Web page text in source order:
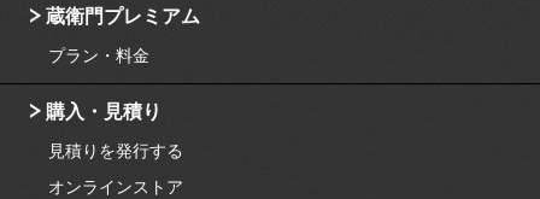
蔵衛門プレミアム
プラン・料金
購入・見積り
見積りを発行する
オンラインストア